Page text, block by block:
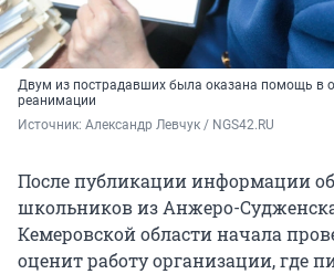
Двум из пострадавших была оказана помощь в
реанимации
Источник: Александр Левчук / NGS42.RU
После публикации информации
школьников из Анжеро-
Кемеровской области начала
оценит работу организации, где